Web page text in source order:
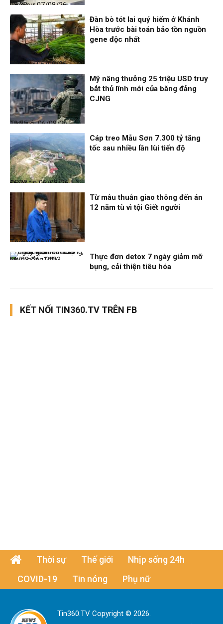
Thời sự
07/08/26, 08:38
Thời sự
06/08/26, 19:09
Đàn bò tót lai quý hiếm ở Khánh
Hòa trước bài toán bảo tồn nguồn
gene độc nhất
Thế giới
06/08/26, 19:05
Mỹ nâng thưởng 25 triệu USD truy
bắt thủ lĩnh mới của băng đảng
CJNG
Điểm tin
06/08/26, 16:23
Cáp treo Mẫu Sơn 7.300 tỷ tăng
tốc sau nhiều lần lùi tiến độ
Thời sự
06/08/26, 14:28
Từ mâu thuẫn giao thông đến án
12 năm tù vì tội Giết người
Nhịp sống 24h
06/08/26, 14:23
Thực đơn detox 7 ngày giảm mỡ
bụng, cải thiện tiêu hóa
KẾT NỐI TIN360.TV TRÊN FB
Thời sự Thế giới
Nhịp sống 24h
COVID-19
Tin nóng Phụ nữ
Tin360.TV Copyright © 2026.